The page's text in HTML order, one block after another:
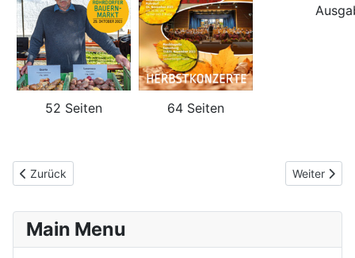
52 Seiten 64 Seiten
Vorheriger Beitrag: 2022
Zurück Nächster
Weiter
Main Menu